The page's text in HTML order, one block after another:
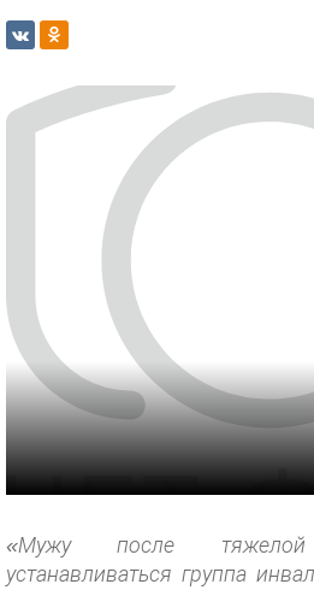
«Мужу после
устанавливаться группа